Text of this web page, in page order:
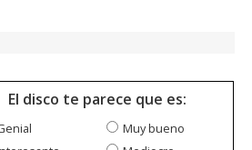
El disco te parece que es:
Muy bueno